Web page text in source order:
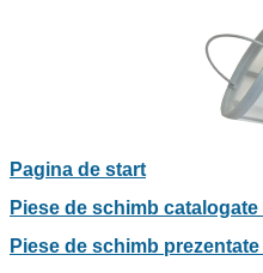
Pagina de start
Piese de schimb
Piese de schimb